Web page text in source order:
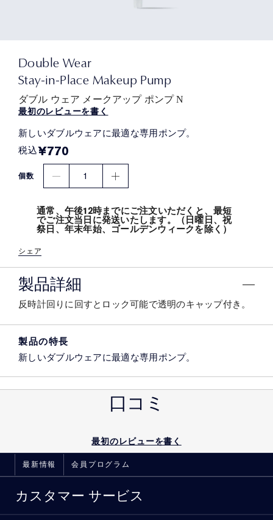
Double Wear
Stay-in-Place Makeup Pump
ダブル ウェア メークアップ ポンプ N
最初のレビューを書く
新しいダブルウェアに最適な専用ポンプ。​
税込¥770
個数 1
通常、午後12時までにご注文いただくと、最短
でご注文当日に発送いたします。（日曜日、祝
祭日、年末年始、ゴールデンウィークを除く）
シェア
製品詳細
反時計回りに回すとロック可能で透明のキャップ付き。​
製品の特長
新しいダブルウェアに最適な専用ポンプ。​
口コミ
最初のレビューを書く
最新情報 会員プログラム
カスタマー サービス